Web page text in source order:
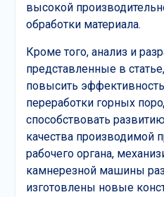
высокой
обработки материала.
Кроме того, анализ и
представленные в
повысить
переработки горных
способствовать
качества производимой
рабочего органа,
камнерезной машины
изготовлены новые